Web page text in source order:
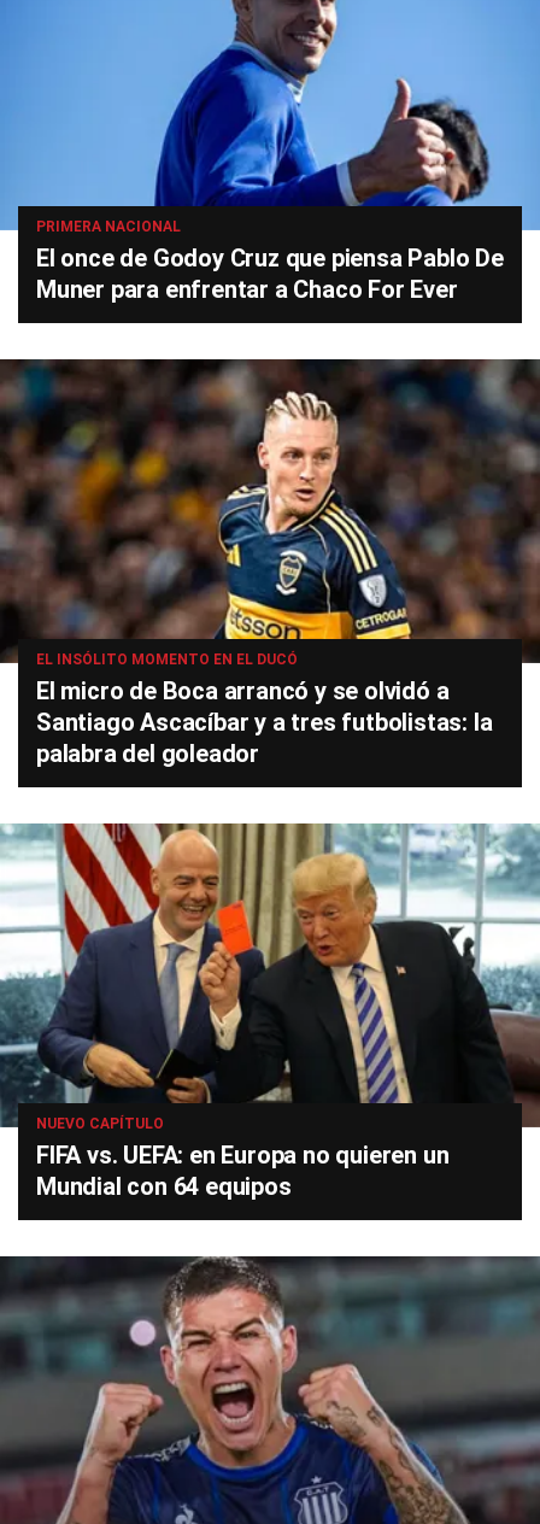
PRIMERA NACIONAL
El once de Godoy Cruz que piensa Pablo De
Muner para enfrentar a Chaco For Ever
EL INSÓLITO MOMENTO EN EL DUCÓ
El micro de Boca arrancó y se olvidó a
Santiago Ascacíbar y a tres futbolistas: la
palabra del goleador
NUEVO CAPÍTULO
FIFA vs. UEFA: en Europa no quieren un
Mundial con 64 equipos